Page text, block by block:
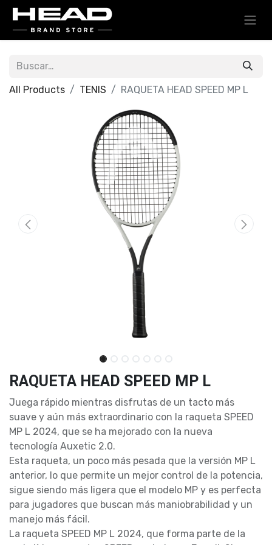
All Products TENIS RAQUETA HEAD SPEED MP L
RAQUETA HEAD SPEED MP L
Juega rápido mientras disfrutas de un tacto más
suave y aún más extraordinario con la raqueta SPEED
MP L 2024, que se ha mejorado con la nueva
tecnología Auxetic 2.0.
Esta raqueta, un poco más pesada que la versión MP L
anterior, lo que permite un mejor control de la potencia,
sigue siendo más ligera que el modelo MP y es perfecta
para jugadores que buscan más maniobrabilidad y un
manejo más fácil.
La raqueta SPEED MP L 2024, que forma parte de la